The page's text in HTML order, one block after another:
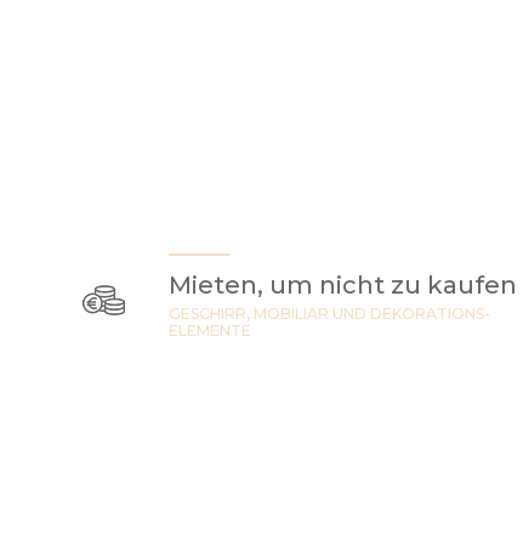
Mieten, um nicht zu kaufen
GESCHIRR, MOBILIAR UND DEKORATIONS-
ELEMENTE